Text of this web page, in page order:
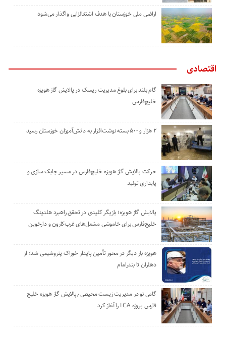
اراضی ملی خوزستان با هدف اشتغالزایی واگذار می‌شود
اقتصادی
گام بلند برای بلوغ مدیریت ریسک در پالایش گاز هویزه
خلیج‌فارس
۲ هزار و ۵۰۰ بسته نوشت‌افزار به دانش‌آموزان خوزستان رسید
حرکت پالایش گاز هویزه خلیج‌فارس در مسیر چابک سازی و
پایداری تولید
پالایش گاز هویزه؛ بازیگر کلیدی در تحقق راهبرد هلدینگ
خلیج‌فارس برای خاموشی مشعل‌های غرب‌کارون و دارخوین
هویزه بار دیگر در محور تأمین پایدار خوراک پتروشیمی شد؛ از
دهلران تا بندرامام
گامی نو در مدیریت زیست ‌محیطی ٫پالایش گاز هویزه خلیج
‌فارس پروژه LCA را آغاز کرد